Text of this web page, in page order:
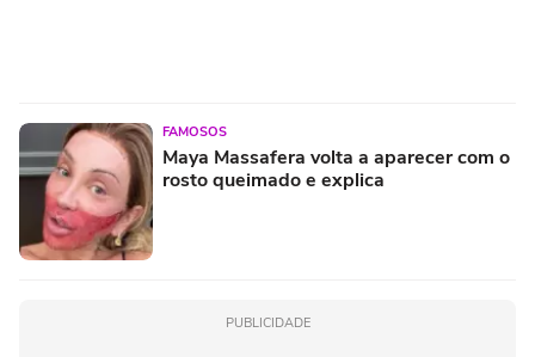
FAMOSOS
Maya Massafera volta a aparecer com o
rosto queimado e explica
PUBLICIDADE